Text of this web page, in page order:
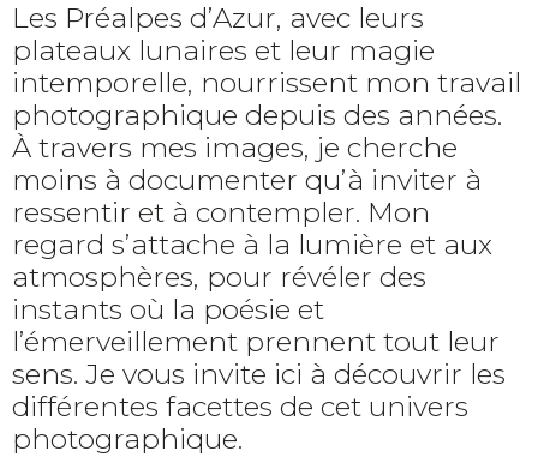
Les Préalpes d’Azur, avec leurs
plateaux lunaires et leur magie
intemporelle, nourrissent mon travail
photographique depuis des années.
À travers mes images, je cherche
moins à documenter qu’à inviter à
ressentir et à contempler. Mon
regard s’attache à la lumière et aux
atmosphères, pour révéler des
instants où la poésie et
l’émerveillement prennent tout leur
sens. Je vous invite ici à découvrir les
différentes facettes de cet univers
photographique.